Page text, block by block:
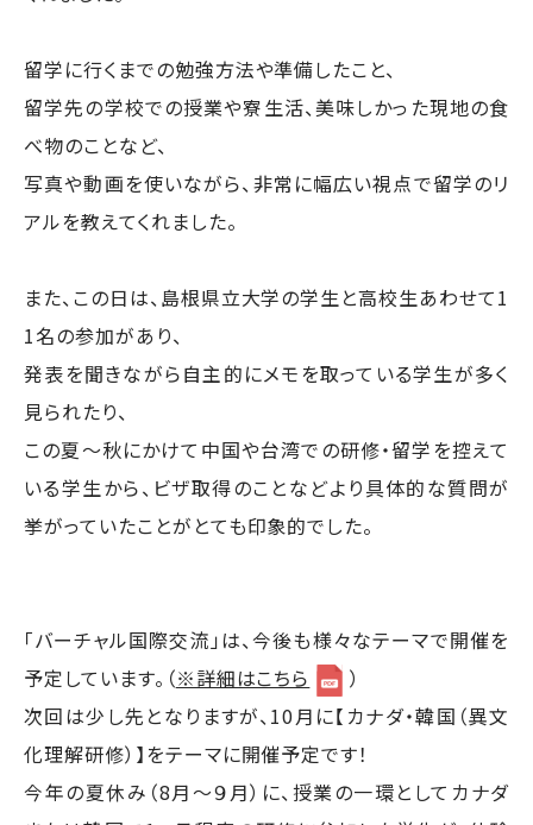
留学に行くまでの勉強方法や準備したこと、
留学先の学校での授業や寮生活、美味しかった現地の食
べ物のことなど、
写真や動画を使いながら、非常に幅広い視点で留学のリ
アルを教えてくれました。
また、この日は、島根県立大学の学生と高校生あわせて1
1名の参加があり、
発表を聞きながら自主的にメモを取っている学生が多く
見られたり、
この夏～秋にかけて中国や台湾での研修・留学を控えて
いる学生から、ビザ取得のことなどより具体的な質問が
挙がっていたことがとても印象的でした。
「バーチャル国際交流」は、今後も様々なテーマで開催を
予定しています。（※詳細はこちら
）
次回は少し先となりますが、10月に【カナダ・韓国（異文
化理解研修）】をテーマに開催予定です！
今年の夏休み（8月～９月）に、授業の一環としてカナダ